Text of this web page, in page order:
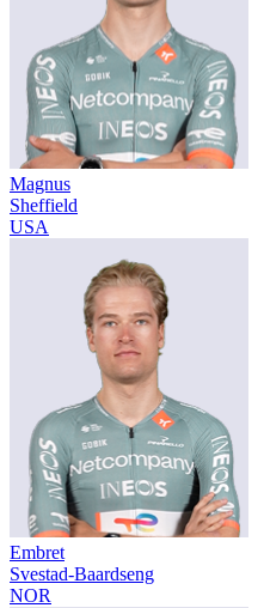
Magnus
Sheffield
USA
Embret
Svestad-Baardseng
NOR